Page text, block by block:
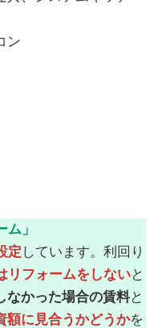
ン
ム」
定 しています。利回り
リフォームをしないと
なかった場合の賃料と
額に見合うかどうかを